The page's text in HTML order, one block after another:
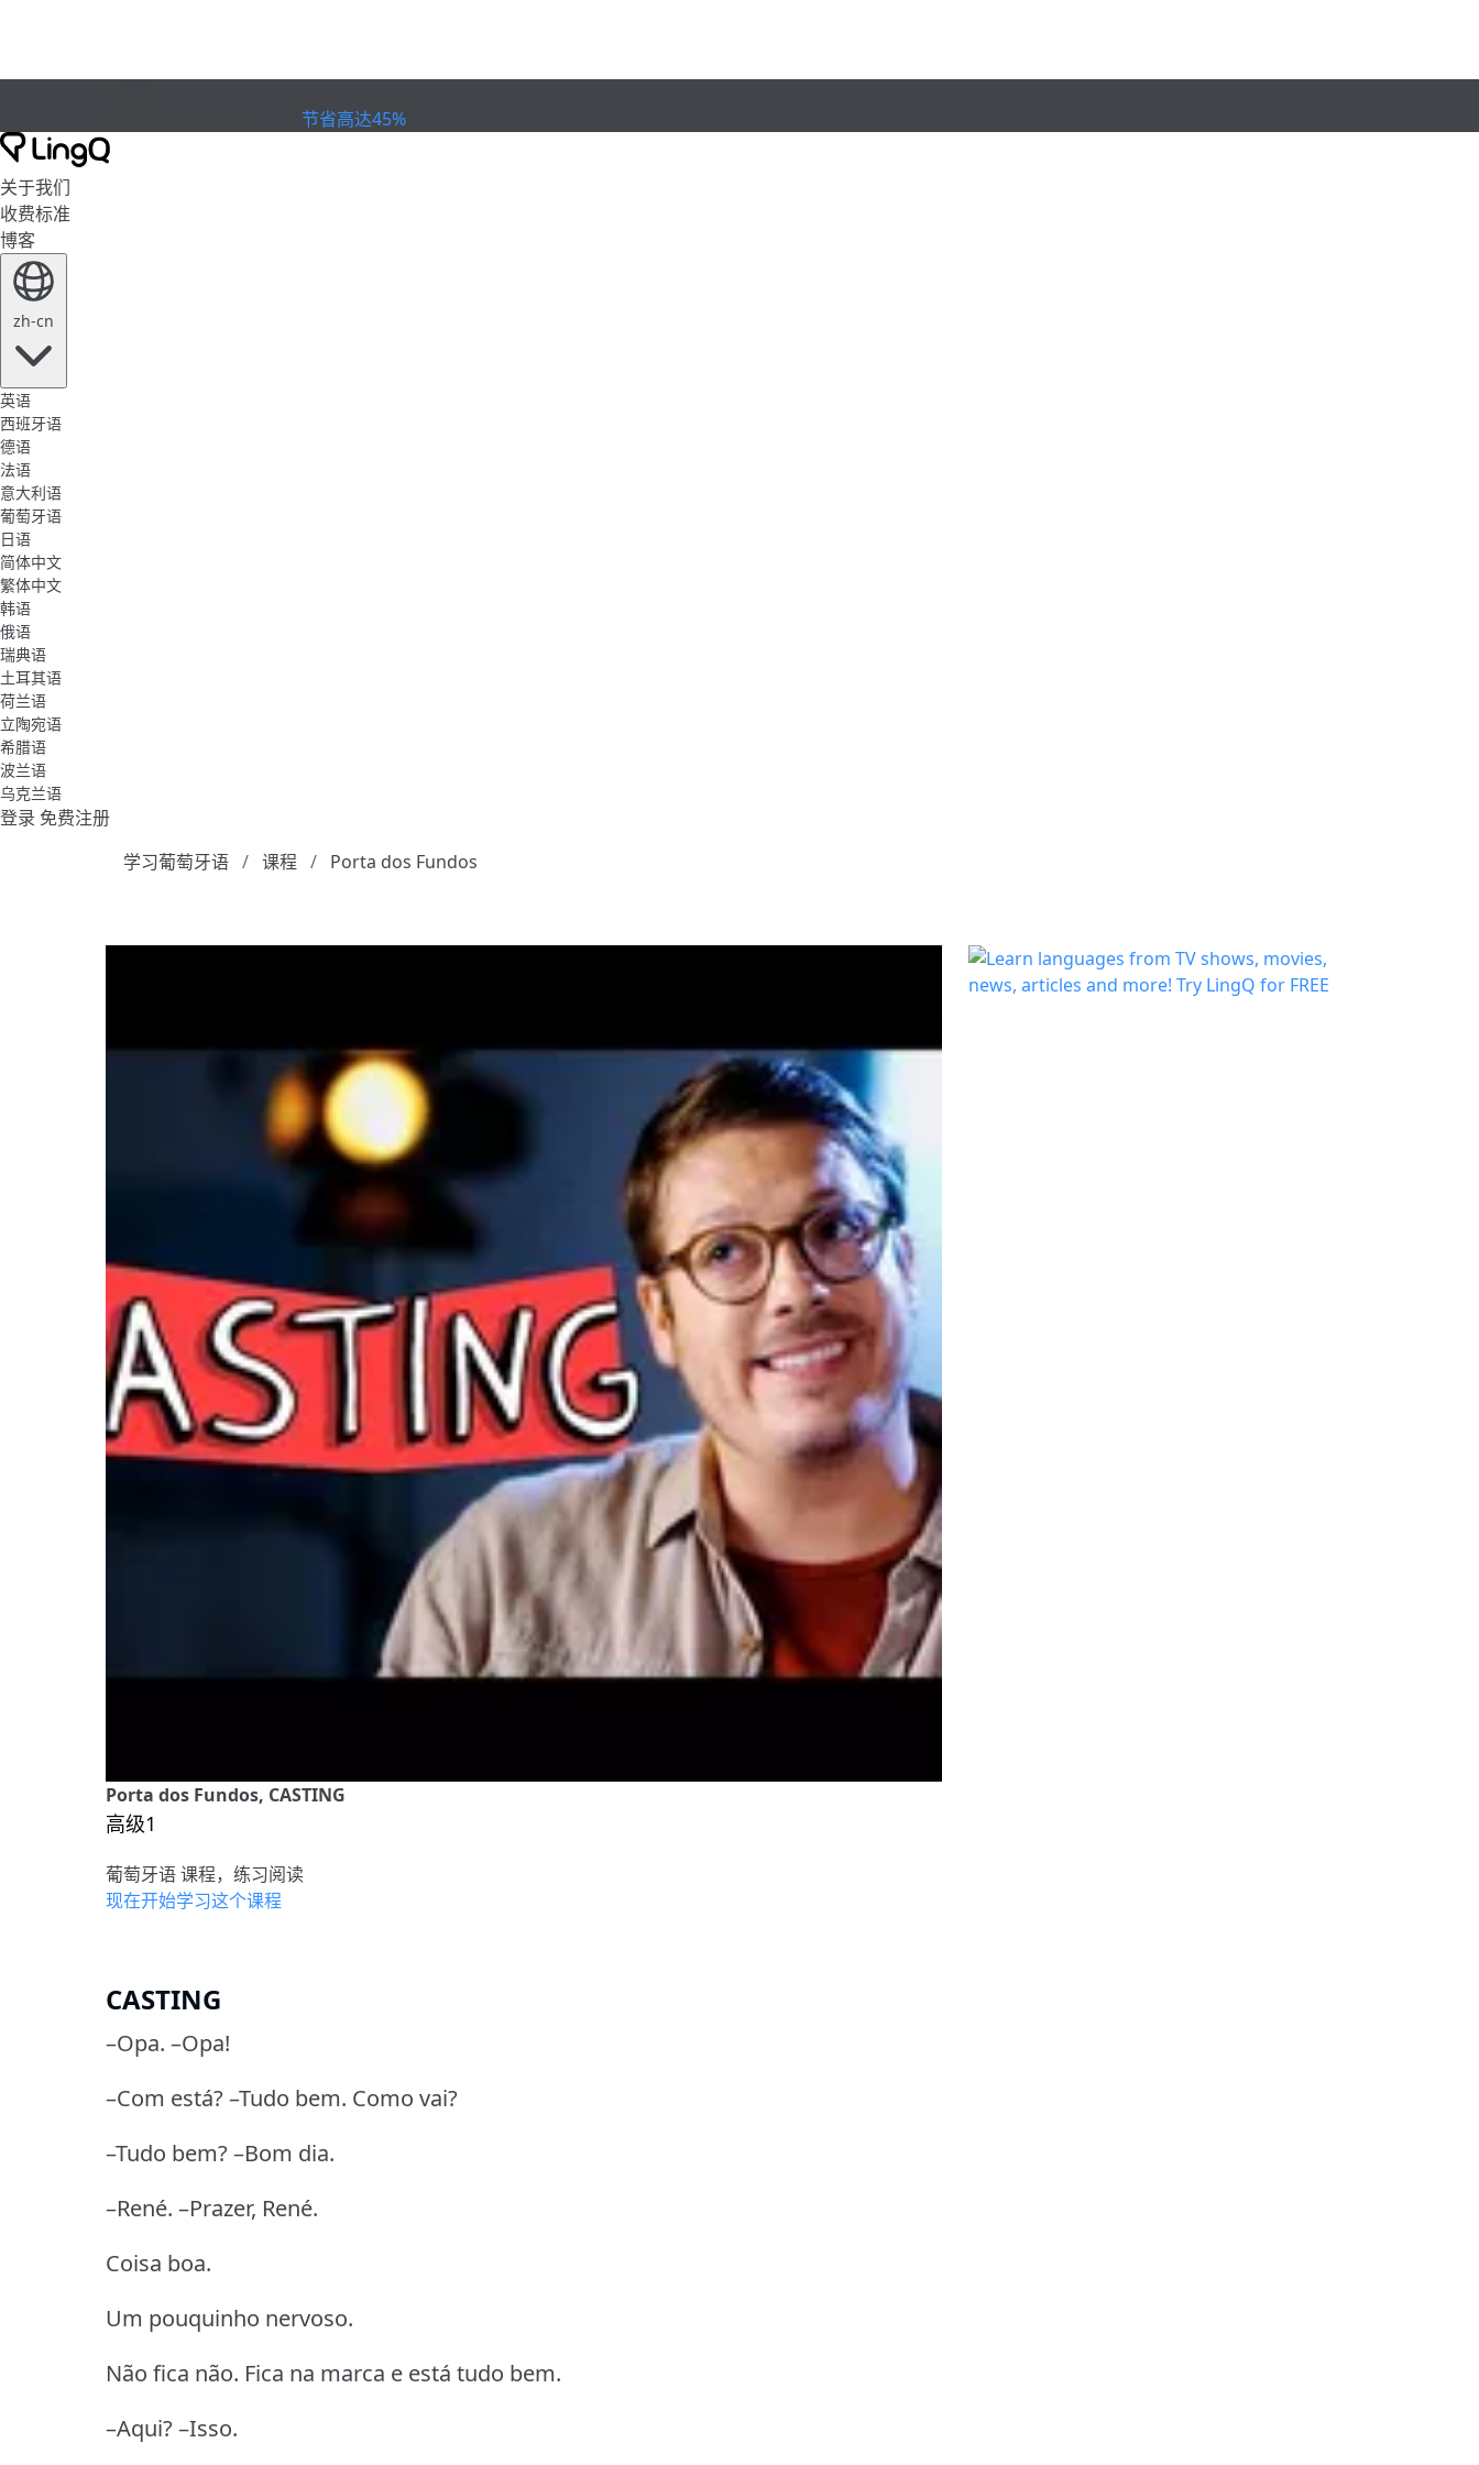
节省高达45%
关于我们
收费标准
博客
zh-cn
英语
西班牙语
德语
法语
意大利语
葡萄牙语
日语
简体中文
繁体中文
韩语
俄语
瑞典语
土耳其语
荷兰语
立陶宛语
希腊语
波兰语
乌克兰语
登录 免费注册
学习葡萄牙语
课程 Porta dos Fundos
Porta dos Fundos, CASTING
高级1
葡萄牙语 课程，练习阅读
现在开始学习这个课程
CASTING
–Opa. –Opa!
–Com está? –Tudo bem. Como vai?
–Tudo bem? –Bom dia.
–René. –Prazer, René.
Coisa boa.
Um pouquinho nervoso.
Não fica não. Fica na marca e está tudo bem.
–Aqui? –Isso.